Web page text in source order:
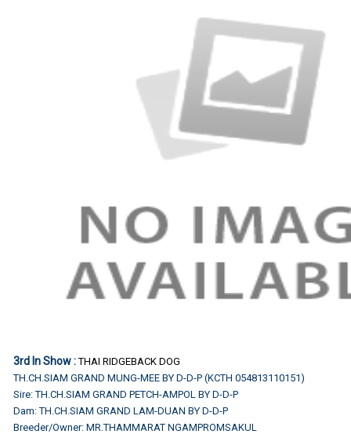
3rd In Show :THAI RIDGEBACK DOG
TH.CH.SIAM GRAND MUNG-MEE BY D-D-P (KCTH 054813110151)
Sire: TH.CH.SIAM GRAND PETCH-AMPOL BY D-D-P
Dam: TH.CH.SIAM GRAND LAM-DUAN BY D-D-P
Breeder/Owner: MR.THAMMARAT NGAMPROMSAKUL